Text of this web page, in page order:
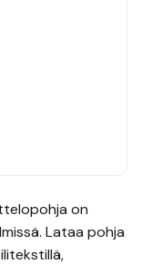
on
Lataa pohja